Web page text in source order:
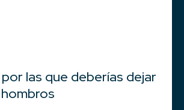
las que deberías dejar